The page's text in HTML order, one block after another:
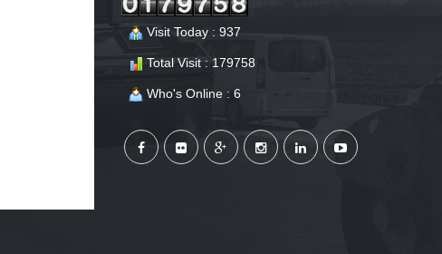
Visit Today : 937
Total Visit : 179758
Who's Online : 6